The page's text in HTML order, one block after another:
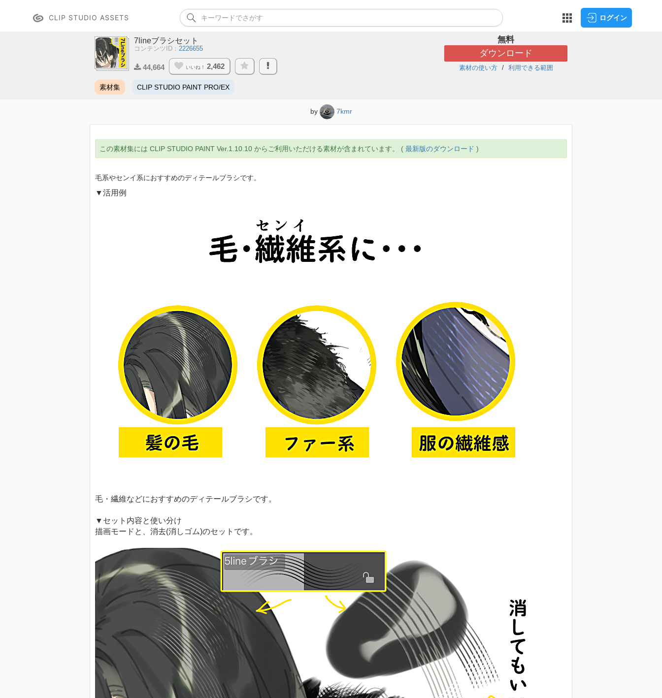
CLIP STUDIO ASSETS ログイン
7lineブラシセット
コンテンツID： 2226655
44,664 いいね！ 2,462
無料
ダウンロード
素材の使い方 利用できる範囲
素材集 CLIP STUDIO PAINT PRO/EX
by 7kmr
この素材集には CLIP STUDIO PAINT Ver.1.10.10 からご利用いただける素材が含まれています。 ( 最新版のダウンロード )
毛系やセンイ系におすすめのディテールブラシです。
▼活用例
毛・繊維などにおすすめのディテールブラシです。
▼セット内容と使い分け
描画モードと、消去(消しゴム)のセットです。